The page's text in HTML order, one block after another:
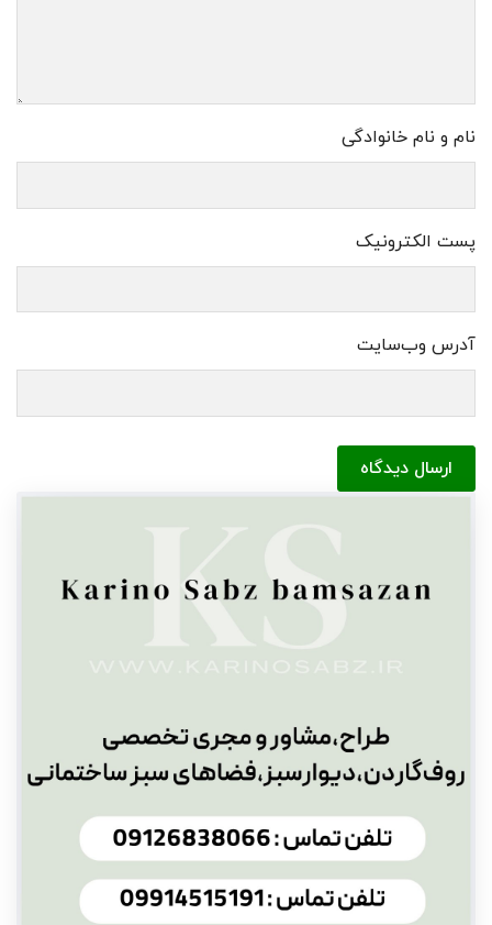
نام و نام خانوادگی
پست الکترونیک
آدرس وب‌سایت
ارسال دیدگاه